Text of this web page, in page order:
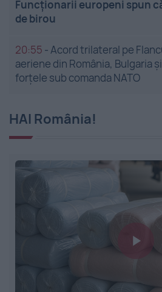
Funcționarii europeni spun
de birou
20:55 -Acord trilateral pe
aeriene din România, Bulgaria
forțele sub comanda NATO
HAI România!